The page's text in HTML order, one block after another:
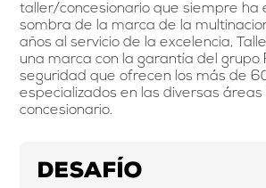
taller/concesionario que siempre ha
sombra de la marca de la
años al servicio de la excelencia,
una marca con la garantía del grupo
seguridad que ofrecen los más de
especializados en las diversas áreas
concesionario.
Desafío